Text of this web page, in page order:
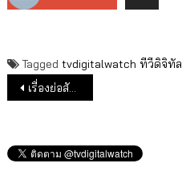
Tagged tvdigitalwatch ทีวีดิจิทัล
แนะแนวเรื่อง
เรื่องย่อสัจจะในชุมโจร (เสือสั่งฟ้า 3)